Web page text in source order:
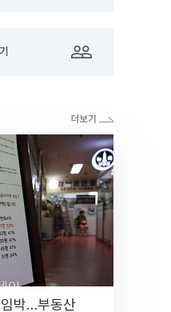
박…부동산